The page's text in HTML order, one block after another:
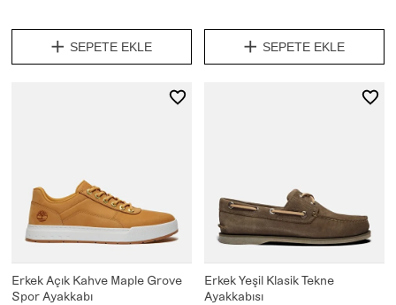
SEPETE EKLE SEPETE EKLE
Erkek Açık Kahve Maple Grove
Spor Ayakkabı
Erkek Yeşil Klasik Tekne
Ayakkabısı